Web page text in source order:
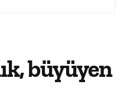
büyüyen